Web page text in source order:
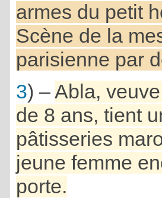
armes du petit
Scène de la
parisienne par
3) –Abla,
de 8 ans, tient
pâtisseries
jeune femme
porte.